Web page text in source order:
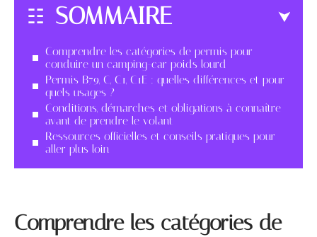
SOMMAIRE
Comprendre les catégories de permis pour
conduire un camping-car poids lourd
Permis B79, C, C1, C1E : quelles différences et pour
quels usages ?
Conditions, démarches et obligations à connaître
avant de prendre le volant
Ressources officielles et conseils pratiques pour
aller plus loin
Comprendre les catégories de